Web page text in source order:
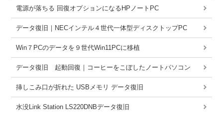
電源が落ちる 回復オプションになるHPノートPC
データ復旧｜NECインテル４世代一体型ディスクトップPC
Win７PCのデータを９世代Win11PCに移植
データ復旧 起動回復｜コーヒーをこぼしたノートパソコン
挿しこみ口が折れた USBメモリ データ復旧
水没Link Station LS220DNBデータ復旧